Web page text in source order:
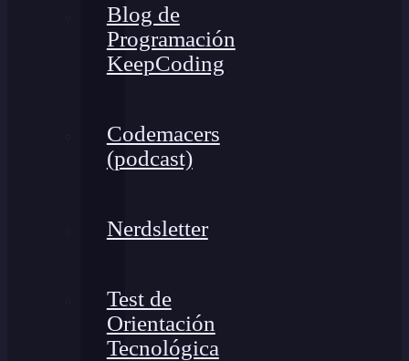
Blog de
Programación
KeepCoding
Codemacers
(podcast)
Nerdsletter
Test de
Orientación
Tecnológica